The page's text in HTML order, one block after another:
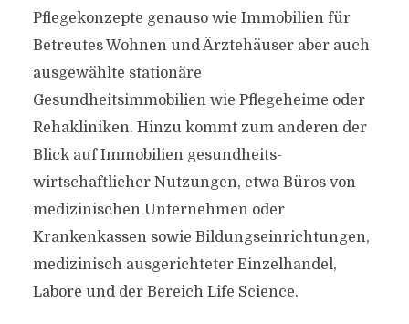
Pflegekonzepte genauso wie Immobilien für
Betreutes Wohnen und Ärztehäuser aber auch
ausgewählte stationäre
Gesundheitsimmobilien wie Pflegeheime oder
Rehakliniken. Hinzu kommt zum anderen der
Blick auf Immobilien gesundheits-
wirtschaftlicher Nutzungen, etwa Büros von
medizinischen Unternehmen oder
Krankenkassen sowie Bildungseinrichtungen,
medizinisch ausgerichteter Einzelhandel,
Labore und der Bereich Life Science.